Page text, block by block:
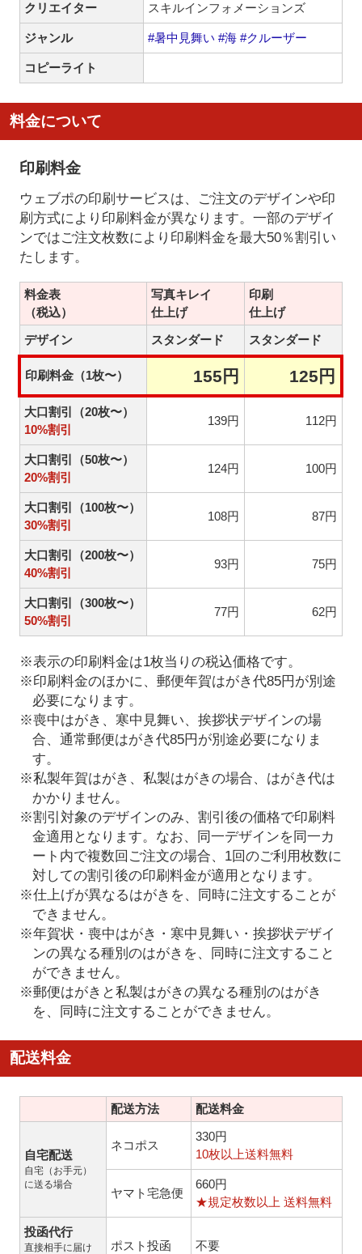
クリエイター スキルインフォメーションズ
ジャンル #暑中見舞い #海 #クルーザー
コピーライト
料金について
印刷料金
ウェブポの印刷サービスは、ご注文のデザインや印
刷方式により印刷料金が異なります。一部のデザイ
ンではご注文枚数により印刷料金を最大50％割引い
たします。
料金表
（税込）
写真キレイ
仕上げ
印刷
仕上げ
デザイン
スタンダード スタンダード
印刷料金（1枚〜） 155円 125円
大口割引（20枚〜）
10%割引
139円 112円
大口割引（50枚〜）
20%割引
124円 100円
大口割引（100枚〜）
30%割引
108円 87円
大口割引（200枚〜）
40%割引
93円 75円
大口割引（300枚〜）
50%割引
77円 62円
※表示の印刷料金は1枚当りの税込価格です。
※印刷料金のほかに、郵便年賀はがき代85円が別途
必要になります。
※喪中はがき、寒中見舞い、挨拶状デザインの場
合、通常郵便はがき代85円が別途必要になりま
す。
※私製年賀はがき、私製はがきの場合、はがき代は
かかりません。
※割引対象のデザインのみ、割引後の価格で印刷料
金適用となります。なお、同一デザインを同一カ
ート内で複数回ご注文の場合、1回のご利用枚数に
対しての割引後の印刷料金が適用となります。
※仕上げが異なるはがきを、同時に注文することが
できません。
※年賀状・喪中はがき・寒中見舞い・挨拶状デザイ
ンの異なる種別のはがきを、同時に注文すること
ができません。
※郵便はがきと私製はがきの異なる種別のはがき
を、同時に注文することができません。
配送料金
配送方法 配送料金
自宅配送
自宅（お手元）
に送る場合
ネコポス
330円
10枚以上送料無料
ヤマト宅急便
660円
★規定枚数以上 送料無料
投函代行
直接相手に届け
ポスト投函 不要